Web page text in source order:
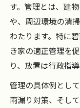
す。管理とは、建
や、周辺環境の清
わたります。特に
き家の適正管理を
り、放置は行政指
管理の具体例とし
雨漏り対策、そし